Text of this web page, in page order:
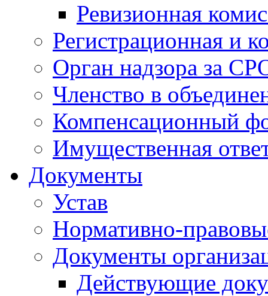
Ревизионная
Регистрационная и
Орган надзора за
Членство в
Компенсационный
Имущественная
Документы
Устав
Нормативно-
Документы
Действующие